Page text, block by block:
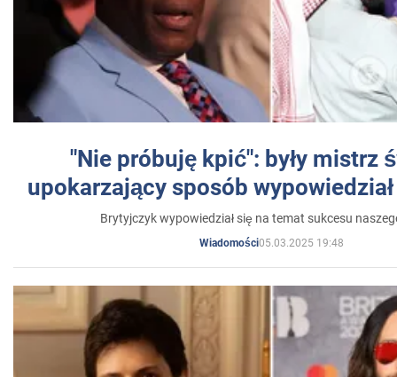
"Nie próbuję kpić": były mistrz
upokarzający sposób
Brytyjczyk wypowiedział się na temat sukcesu
Wiadomości05.03.2025 19:48